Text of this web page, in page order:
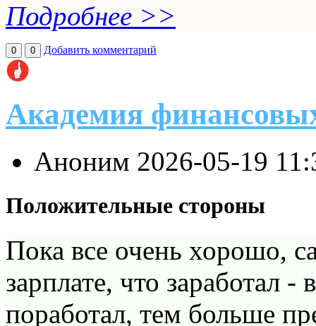
Подробнее >>
0 0 Добавить комментарий
Академия
Аноним 2026-05-19
Положительные стороны
Пока все очень хорошо,
зарплате, что заработал
поработал, тем больше